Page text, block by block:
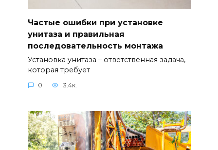
Частые ошибки при установке
унитаза и правильная
последовательность монтажа
Установка унитаза – ответственная задача,
которая требует
0 3.4к.